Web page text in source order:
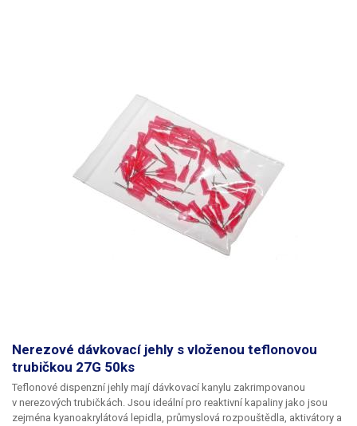
Nerezové dávkovací jehly s vloženou teflonovou
trubičkou 27G 50ks
Teflonové dispenzní jehly mají dávkovací kanylu zakrimpovanou
v nerezových trubičkách. Jsou ideální pro reaktivní kapaliny jako jsou
zejména kyanoakrylátová lepidla, průmyslová rozpouštědla, aktivátory a